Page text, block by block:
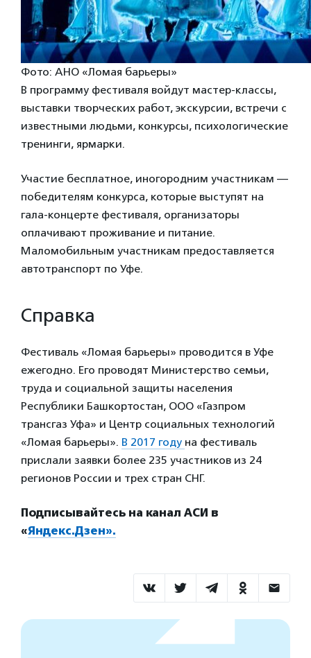
Фото: АНО «Ломая барьеры»
В программу фестиваля войдут мастер-классы,
выставки творческих работ, экскурсии, встречи с
известными людьми, конкурсы, психологические
тренинги, ярмарки.
Участие бесплатное, иногородним участникам —
победителям конкурса, которые выступят на
гала-концерте фестиваля, организаторы
оплачивают проживание и питание.
Маломобильным участникам предоставляется
автотранспорт по Уфе.
Справка
Фестиваль «Ломая барьеры» проводится в Уфе
ежегодно. Его проводят Министерство семьи,
труда и социальной защиты населения
Республики Башкортостан, ООО «Газпром
трансгаз Уфа» и Центр социальных технологий
«Ломая барьеры». В 2017 году на фестиваль
прислали заявки более 235 участников из 24
регионов России и трех стран СНГ.
Подписывайтесь на канал АСИ в
«Яндекс.Дзен».